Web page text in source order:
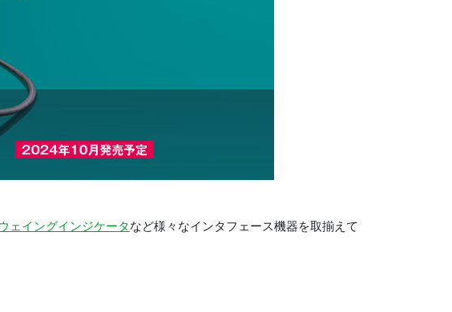
ェイングインジケータなど様々なインタフェース機器を取揃えて